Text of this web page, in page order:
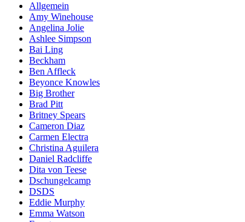
Allgemein
Amy Winehouse
Angelina Jolie
Ashlee Simpson
Bai Ling
Beckham
Ben Affleck
Beyonce Knowles
Big Brother
Brad Pitt
Britney Spears
Cameron Diaz
Carmen Electra
Christina Aguilera
Daniel Radcliffe
Dita von Teese
Dschungelcamp
DSDS
Eddie Murphy
Emma Watson